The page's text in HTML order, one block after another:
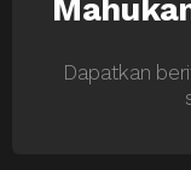
Dapatkan